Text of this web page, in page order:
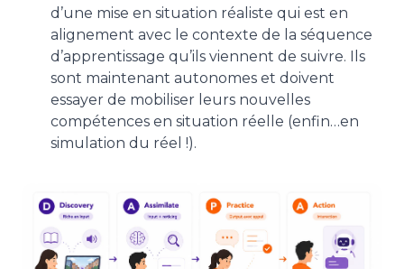
d’une mise en situation réaliste qui est en
alignement avec le contexte de la séquence
d’apprentissage qu’ils viennent de suivre. Ils
sont maintenant autonomes et doivent
essayer de mobiliser leurs nouvelles
compétences en situation réelle (enfin…en
simulation du réel !).